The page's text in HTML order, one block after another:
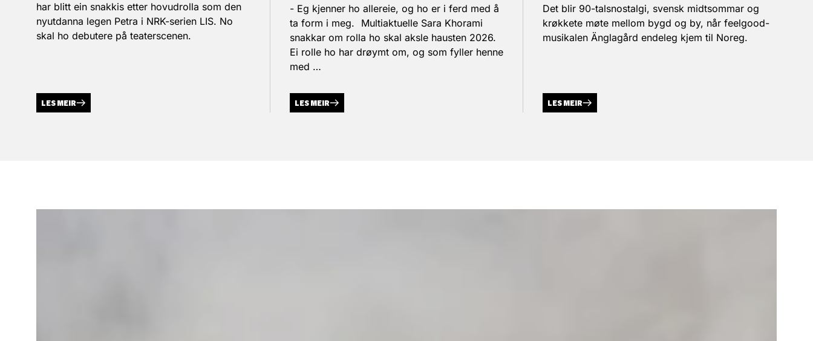
har blitt ein snakkis etter hovudrolla som den
nyutdanna legen Petra i NRK-serien LIS. No
skal ho debutere på teaterscenen.
LES MEIR
- Eg kjenner ho allereie, og ho er i ferd med å
ta form i meg. Multiaktuelle Sara Khorami
snakkar om rolla ho skal aksle hausten 2026.
Ei rolle ho har drøymt om, og som fyller henne
med …
LES MEIR
Det blir 90-talsnostalgi, svensk midtsommar og
krøkkete møte mellom bygd og by, når feelgood-
musikalen Änglagård endeleg kjem til Noreg.
LES MEIR